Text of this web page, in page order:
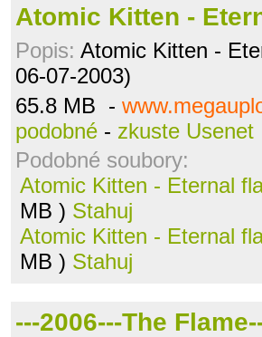
Atomic Kitten -
Popis: Atomic Kitten -
06-07-2003)
65.8 MB -
podobné - zkuste Usenet
Podobné soubory:
Atomic Kitten - Eternal
MB ) Stahuj
Atomic Kitten - Eternal
MB ) Stahuj
---2006---The